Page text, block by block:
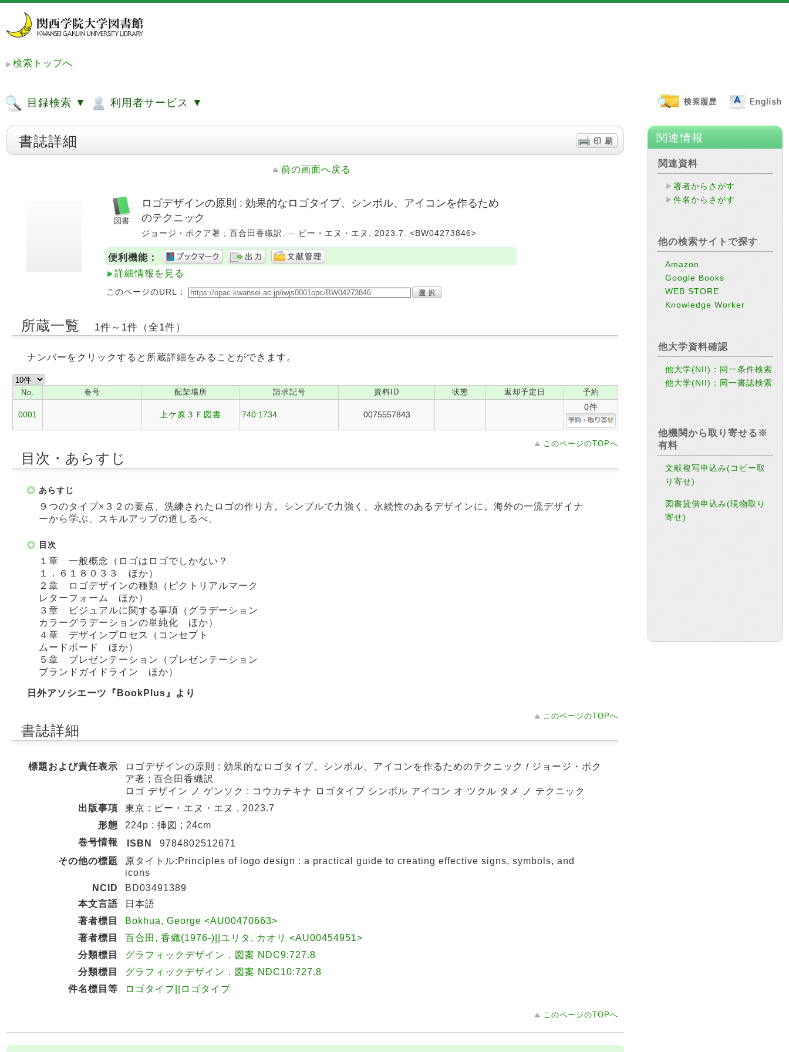
検索トップへ
目録検索 ▼ 利用者サービス ▼
書誌詳細
前の画面へ戻る
ロゴデザインの原則 : 効果的なロゴタイプ、シンボル、アイコンを作るため
のテクニック
ジョージ・ボクア著 ; 百合田香織訳. -- ビー・エヌ・エヌ, 2023.7. <BW04273846>
便利機能：
詳細情報を見る
このページのURL：
所蔵一覧 1件～1件（全1件）
ナンバーをクリックすると所蔵詳細をみることができます。
No. 巻号 配架場所 請求記号 資料ID 状態 返却予定日 予約
0001 上ケ原３Ｆ図書 740:1734 0075557843
0件
このページのTOPへ
目次・あらすじ
あらすじ
９つのタイプ×３２の要点、洗練されたロゴの作り方。シンプルで力強く、永続性のあるデザインに。海外の一流デザイナ
ーから学ぶ、スキルアップの道しるべ。
目次
１章 一般概念（ロゴはロゴでしかない？
１．６１８０３３ ほか）
２章 ロゴデザインの種類（ピクトリアルマーク
レターフォーム ほか）
３章 ビジュアルに関する事項（グラデーション
カラーグラデーションの単純化 ほか）
４章 デザインプロセス（コンセプト
ムードボード ほか）
５章 プレゼンテーション（プレゼンテーション
ブランドガイドライン ほか）
日外アソシエーツ『BookPlus』より
このページのTOPへ
書誌詳細
標題および責任表示
ロゴデザインの原則 : 効果的なロゴタイプ、シンボル、アイコンを作るためのテクニック / ジョージ・ボク
ア著 ; 百合田香織訳
ロゴ デザイン ノ ゲンソク : コウカテキナ ロゴタイプ シンボル アイコン オ ツクル タメ ノ テクニック
出版事項
東京 : ビー・エヌ・エヌ , 2023.7
形態
224p : 挿図 ; 24cm
巻号情報
ISBN
9784802512671
その他の標題
原タイトル:Principles of logo design : a practical guide to creating effective signs, symbols, and
icons
NCID
BD03491389
本文言語
日本語
著者標目
Bokhua, George <AU00470663>
著者標目
百合田, 香織(1976-)||ユリタ, カオリ <AU00454951>
分類標目
グラフィックデザイン．図案 NDC9:727.8
分類標目
グラフィックデザイン．図案 NDC10:727.8
件名標目等
ロゴタイプ||ロゴタイプ
このページのTOPへ
関連情報
関連資料
著者からさがす
件名からさがす
他の検索サイトで探す
Amazon
Google Books
WEB STORE
Knowledge Worker
他大学資料確認
他大学(NII)：同一条件検索
他大学(NII)：同一書誌検索
他機関から取り寄せる※
有料
文献複写申込み(コピー取
り寄せ)
図書貸借申込み(現物取り
寄せ)